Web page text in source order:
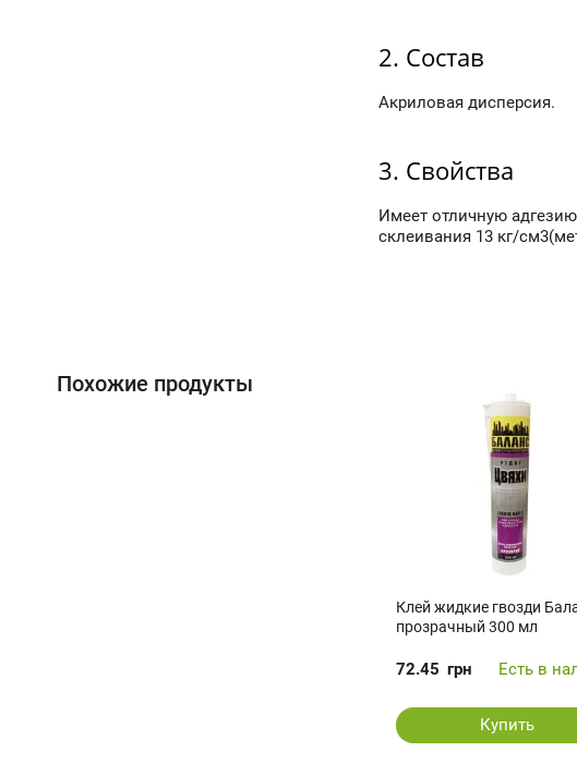
2. Состав
Акриловая дисперсия.
3. Свойства
Имеет отличную
склеивания 13 кг/
Похожие продукты
Клей жидкие гвозди
прозрачный 300 мл
72.45 грн Есть в
Купить